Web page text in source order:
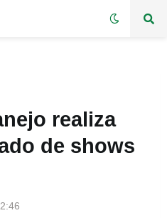
realiza
de shows